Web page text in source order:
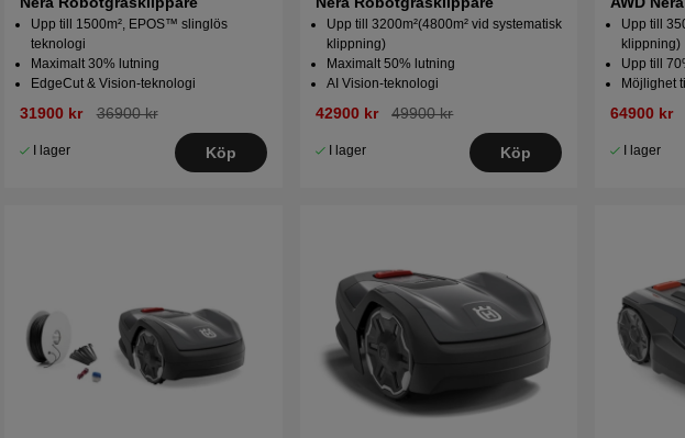
Upp till 1500m², EPOS™ slinglös
teknologi
Maximalt 30% lutning
EdgeCut & Vision-teknologi
31900 kr 36900 kr
I lager Köp
Upp till 3200m²(4800m² vid systematisk
klippning)
Maximalt 50% lutning
AI Vision-teknologi
42900 kr 49900 kr
I lager Köp
Upp till
klippning)
Upp till
Möjlighet
64900 kr
I lager